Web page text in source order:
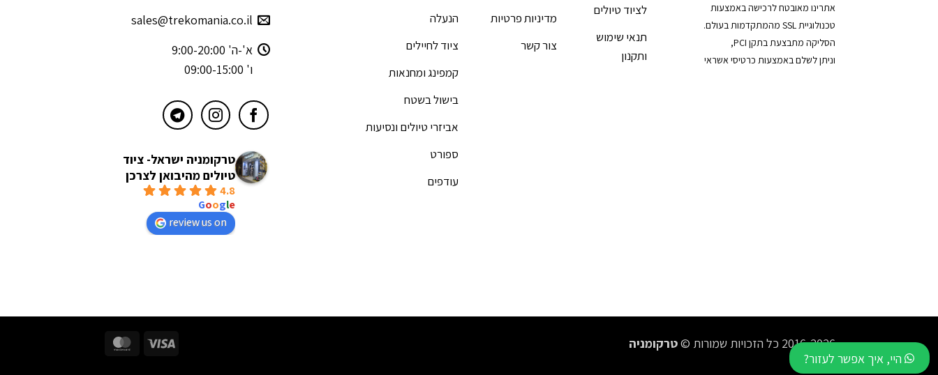
אתרינו מאובטח לרכישה באמצעות
טכנולוגיית SSL מהמתקדמות בעולם.
הסליקה מתבצעת בתקן PCI,
וניתן לשלם באמצעות כרטיסי אשראי
לציוד טיולים
תנאי שימוש
ותקנון
מדיניות פרטיות
צור קשר
הנעלה
ציוד לחיילים
קמפינג ומחנאות
בישול בשטח
אביזרי טיולים ונסיעות
ספורט
עודפים
sales@trekomania.co.il
א'-ה' 9:00-20:00
ו' 09:00-15:00
טרקומניה ישראל- ציוד
טיולים מהיבואן לצרכן
4.8
Google
review us on
Visa 2016-2026 כל הזכויות שמורות ©
טרקומניה
היי, איך אפשר לעזור?